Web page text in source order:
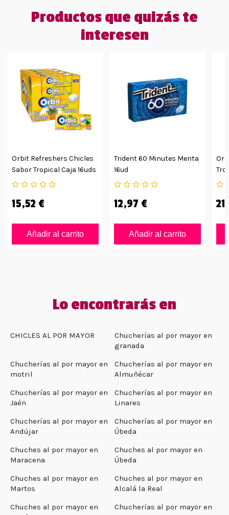
Productos que quizás te
interesen
Orbit Refreshers Chicles
Sabor Tropical Caja 16uds
15,52 €
Añadir al carrito
Trident 60 Minutes Menta
16ud
12,97 €
Añadir al carrito
Lo encontrarás en
CHICLES AL POR MAYOR
Chucherías al por mayor en
granada
Chucherías al por mayor en
motril
Chucherías al por mayor en
Almuñécar
Chucherías al por mayor en
Jaén
Chucherías al por mayor en
Linares
Chucherías al por mayor en
Andújar
Chucherías al por mayor en
Úbeda
Chuches al por mayor en
Maracena
Chuches al por mayor en
Úbeda
Chuches al por mayor en
Martos
Chuches al por mayor en
Alcalá la Real
Chuches al por mayor en
Chucherías al por mayor en